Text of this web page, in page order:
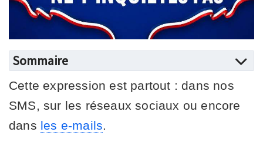
Sommaire
Cette expression est partout : dans nos
SMS, sur les réseaux sociaux ou encore
dans les e-mails